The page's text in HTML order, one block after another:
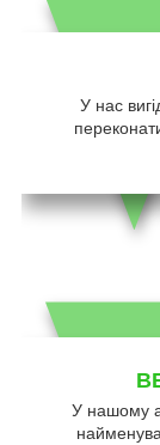
У нас
У нашому